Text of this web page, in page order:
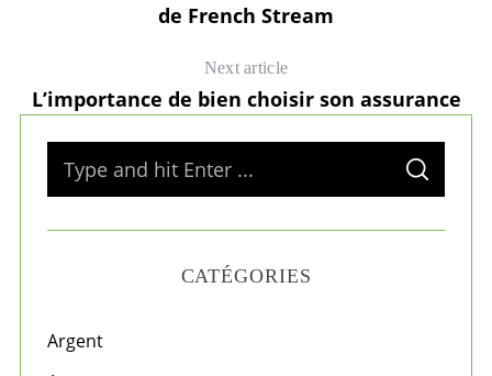
de French Stream
Next article
L’importance de bien choisir son assurance
f
o
S
A
C
CATÉGORIES
Argent